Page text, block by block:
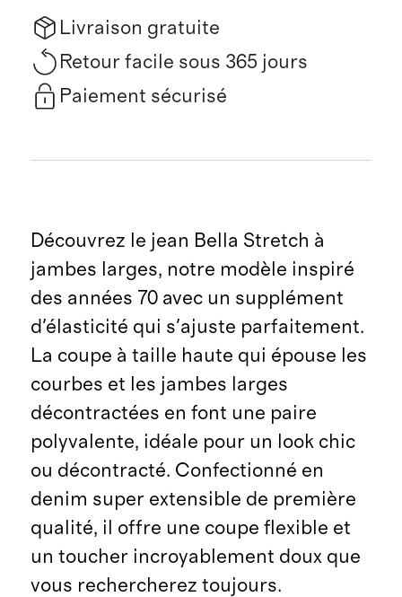
Livraison gratuite
Retour facile sous 365 jours
Paiement sécurisé
Découvrez le jean Bella Stretch à
jambes larges, notre modèle inspiré
des années 70 avec un supplément
d'élasticité qui s'ajuste parfaitement.
La coupe à taille haute qui épouse les
courbes et les jambes larges
décontractées en font une paire
polyvalente, idéale pour un look chic
ou décontracté. Confectionné en
denim super extensible de première
qualité, il offre une coupe flexible et
un toucher incroyablement doux que
vous rechercherez toujours.